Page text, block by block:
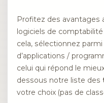
Profitez des avantages
logiciels de
cela, sélectionnez
d’applications /
celui qui répond le
dessous notre liste des
votre choix (pas de